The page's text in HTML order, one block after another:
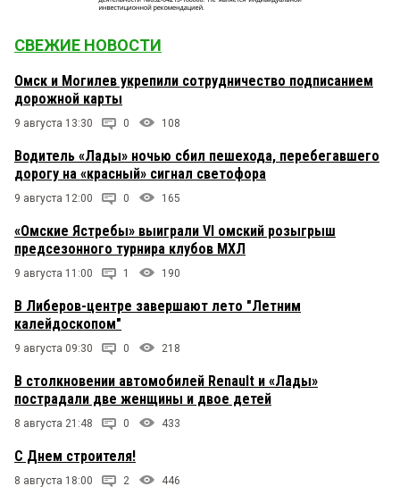
СВЕЖИЕ НОВОСТИ
Омск и Могилев укрепили сотрудничество подписанием
дорожной карты
9 августа 13:30 0 108
Водитель «Лады» ночью сбил пешехода, перебегавшего
дорогу на «красный» сигнал светофора
9 августа 12:00 0 165
«Омские Ястребы» выиграли VI омский розыгрыш
предсезонного турнира клубов МХЛ
9 августа 11:00 1 190
В Либеров-центре завершают лето "Летним
калейдоскопом"
9 августа 09:30 0 218
В столкновении автомобилей Renault и «Лады»
пострадали две женщины и двое детей
8 августа 21:48 0 433
С Днем строителя!
8 августа 18:00 2 446